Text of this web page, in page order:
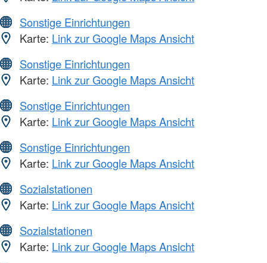
Sonstige Einrichtungen
Karte: Link zur Google Maps Ansicht
Sonstige Einrichtungen
Karte: Link zur Google Maps Ansicht
Sonstige Einrichtungen
Karte: Link zur Google Maps Ansicht
Sonstige Einrichtungen
Karte: Link zur Google Maps Ansicht
Sozialstationen
Karte: Link zur Google Maps Ansicht
Sozialstationen
Karte: Link zur Google Maps Ansicht